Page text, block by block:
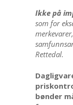
Ikke på
som for
Rettedal.
bønder